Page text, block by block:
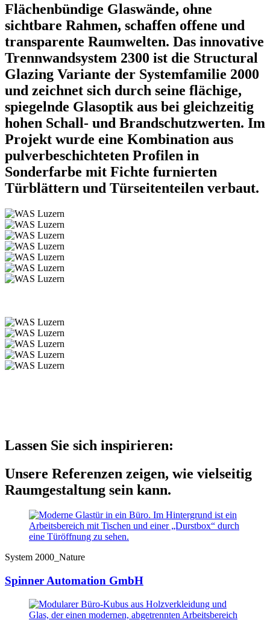
Flächenbündige Glaswände, ohne
sichtbare Rahmen, schaffen offene und
transparente Raumwelten. Das innovative
Trennwandsystem 2300 ist die Structural
Glazing Variante der Systemfamilie 2000
und zeichnet sich durch seine flächige,
spiegelnde Glasoptik aus bei gleichzeitig
hohen Schall- und Brandschutzwerten. Im
Projekt wurde eine Kombination aus
pulverbeschichteten Profilen in
Sonderfarbe mit Fichte furnierten
Türblättern und Türseitenteilen verbaut.
Lassen Sie sich inspirieren:
Unsere Referenzen zeigen, wie vielseitig
Raumgestaltung sein kann.
System 2000_Nature
Spinner Automation GmbH